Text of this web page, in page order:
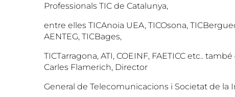
Professionals TIC de Catalunya,
entre elles TICAnoia UEA, TICOsona,
AENTEG, TICBages,
TICTarragona, ATI, COEINF, FAETICC etc..
Carles Flamerich, Director
General de Telecomunicacions i Societat de la